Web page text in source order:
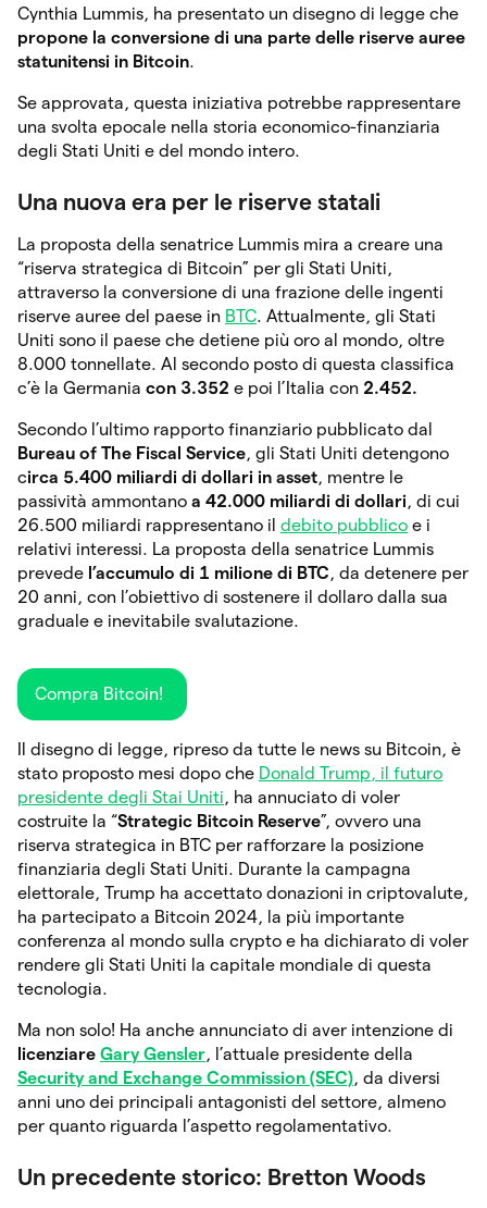
Cynthia Lummis, ha presentato un disegno di legge che
propone la conversione di una parte delle riserve auree
statunitensi in Bitcoin.
Se approvata, questa iniziativa potrebbe rappresentare
una svolta epocale nella storia economico-finanziaria
degli Stati Uniti e del mondo intero.
Una nuova era per le riserve statali
La proposta della senatrice Lummis mira a creare una
“riserva strategica di Bitcoin” per gli Stati Uniti,
attraverso la conversione di una frazione delle ingenti
riserve auree del paese in BTC. Attualmente, gli Stati
Uniti sono il paese che detiene più oro al mondo, oltre
8.000 tonnellate. Al secondo posto di questa classifica
c’è la Germania con 3.352 e poi l’Italia con 2.452.
Secondo l’ultimo rapporto finanziario pubblicato dal
Bureau of The Fiscal Service, gli Stati Uniti detengono
circa 5.400 miliardi di dollari in asset, mentre le
passività ammontano a 42.000 miliardi di dollari, di cui
26.500 miliardi rappresentano il debito pubblico e i
relativi interessi. La proposta della senatrice Lummis
prevede l’accumulo di 1 milione di BTC, da detenere per
20 anni, con l’obiettivo di sostenere il dollaro dalla sua
graduale e inevitabile svalutazione.
Compra Bitcoin!
Il disegno di legge, ripreso da tutte le news su Bitcoin, è
stato proposto mesi dopo che Donald Trump, il futuro
presidente degli Stai Uniti, ha annuciato di voler
costruite la “Strategic Bitcoin Reserve”, ovvero una
riserva strategica in BTC per rafforzare la posizione
finanziaria degli Stati Uniti. Durante la campagna
elettorale, Trump ha accettato donazioni in criptovalute,
ha partecipato a Bitcoin 2024, la più importante
conferenza al mondo sulla crypto e ha dichiarato di voler
rendere gli Stati Uniti la capitale mondiale di questa
tecnologia.
Ma non solo! Ha anche annunciato di aver intenzione di
licenziare Gary Gensler, l’attuale presidente della
Security and Exchange Commission (SEC), da diversi
anni uno dei principali antagonisti del settore, almeno
per quanto riguarda l’aspetto regolamentativo.
Un precedente storico: Bretton Woods